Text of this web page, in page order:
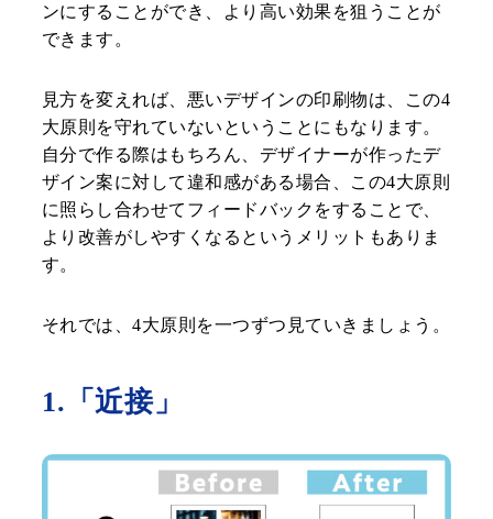
ンにすることができ、より高い効果を狙うことが
できます。
見方を変えれば、悪いデザインの印刷物は、この4
大原則を守れていないということにもなります。
自分で作る際はもちろん、デザイナーが作ったデ
ザイン案に対して違和感がある場合、この4大原則
に照らし合わせてフィードバックをすることで、
より改善がしやすくなるというメリットもありま
す。
それでは、4大原則を一つずつ見ていきましょう。
1.「近接」